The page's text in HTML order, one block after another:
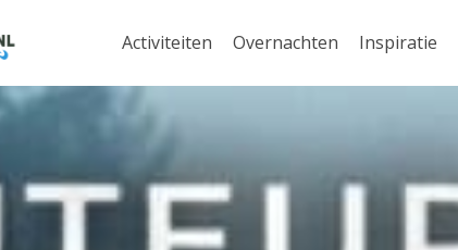
Activiteiten Overnachten Inspiratie